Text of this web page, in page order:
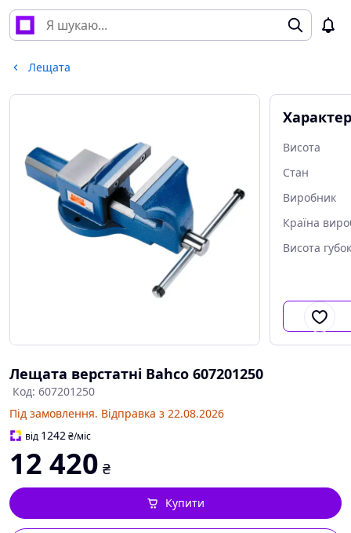
Лещата
Висота
Стан
Виробник
Країна
Висота губок
Лещата верстатні Bahco 607201250
Код: 607201250
Під замовлення. Відправка з 22.08.2026
від 1242₴/міс
12 420 ₴
Купити